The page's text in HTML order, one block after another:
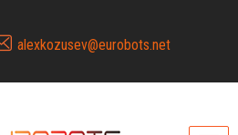
alexkozusev@eurobots.net